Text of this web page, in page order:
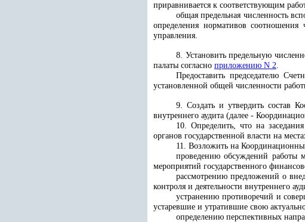
приравнивается к соответствующим
общая предельная численность
определения нормативов соотношения
управления.
8. Установить предельную
палаты согласно приложению N 2.
Предоставить председателю
установленной общей численности
9. Создать и утвердить состав
внутреннего аудита (далее -
10. Определить, что на заседания
органов государственной власти на
11. Возложить на
проведению обсуждений работы
мероприятий государственного
рассмотрению предложений о
контроля и деятельности внутреннего
устранению противоречий и
устаревшие и утратившие свою
определению перспективных